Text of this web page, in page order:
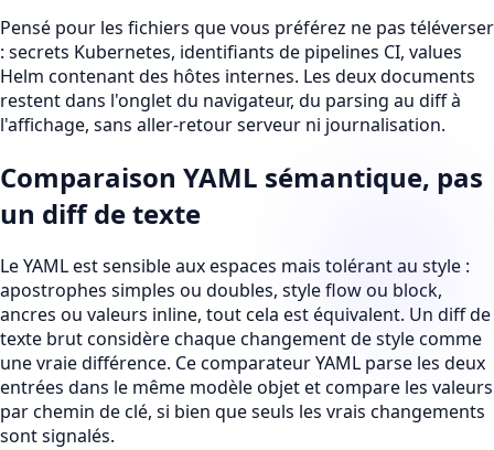
Pensé pour les fichiers que vous préférez ne pas téléverser
: secrets Kubernetes, identifiants de pipelines CI, values
Helm contenant des hôtes internes. Les deux documents
restent dans l'onglet du navigateur, du parsing au diff à
l'affichage, sans aller-retour serveur ni journalisation.
Comparaison YAML sémantique, pas
un diff de texte
Le YAML est sensible aux espaces mais tolérant au style :
apostrophes simples ou doubles, style flow ou block,
ancres ou valeurs inline, tout cela est équivalent. Un diff de
texte brut considère chaque changement de style comme
une vraie différence. Ce comparateur YAML parse les deux
entrées dans le même modèle objet et compare les valeurs
par chemin de clé, si bien que seuls les vrais changements
sont signalés.